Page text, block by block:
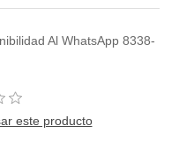
Al WhatsApp 8338-
este producto